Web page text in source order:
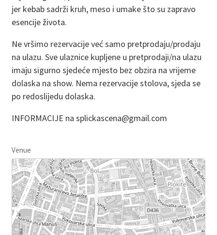
jer kebab sadrži kruh, meso i umake što su zapravo
esencije života.
Ne vršimo rezervacije već samo pretprodaju/prodaju
na ulazu. Sve ulaznice kupljene u pretprodaji/na ulazu
imaju sigurno sjedeće mjesto bez obzira na vrijeme
dolaska na show. Nema rezervacije stolova, sjeda se
po redoslijedu dolaska.
INFORMACIJE na splickascena@gmail.com
Venue